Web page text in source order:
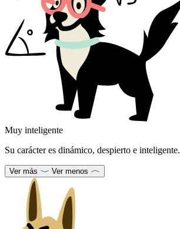
Muy inteligente
Su carácter es dinámico, despierto e inteligente.
Ver más Ver menos